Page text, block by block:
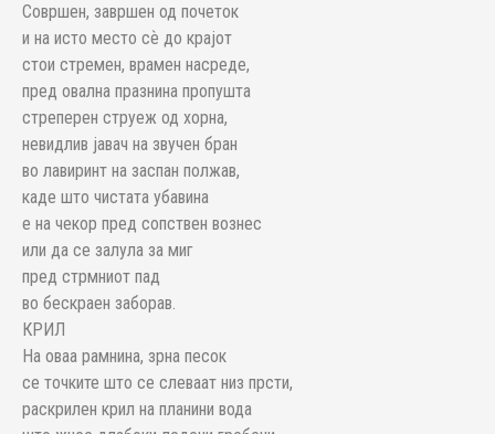
Совршен, завршен од почеток
и на исто место сѐ до крајот
стои стремен, врамен насреде,
пред овална празнина пропушта
стреперен струеж од хорна,
невидлив јавач на звучен бран
во лавиринт на заспан полжав,
каде што чистата убавина
е на чекор пред сопствен вознес
или да се залула за миг
пред стрмниот пад
во бескраен заборав.
КРИЛ
На оваа рамнина, зрна песок
се точките што се слеваат низ прсти,
раскрилен крил на планини вода